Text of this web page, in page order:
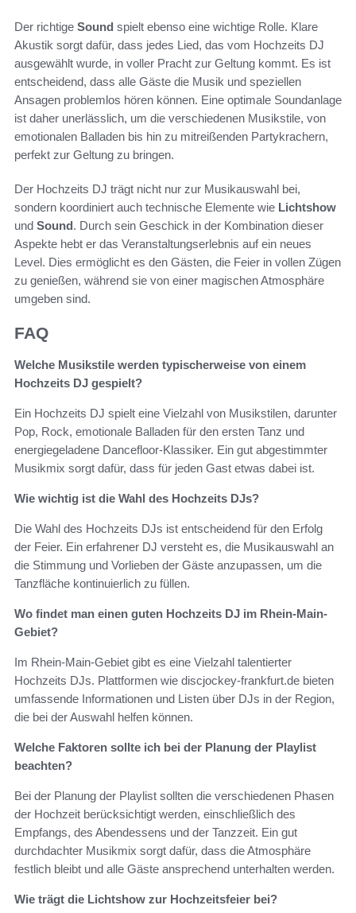
Der richtige Sound spielt ebenso eine wichtige Rolle. Klare
Akustik sorgt dafür, dass jedes Lied, das vom Hochzeits DJ
ausgewählt wurde, in voller Pracht zur Geltung kommt. Es ist
entscheidend, dass alle Gäste die Musik und speziellen
Ansagen problemlos hören können. Eine optimale Soundanlage
ist daher unerlässlich, um die verschiedenen Musikstile, von
emotionalen Balladen bis hin zu mitreißenden Partykrachern,
perfekt zur Geltung zu bringen.
Der Hochzeits DJ trägt nicht nur zur Musikauswahl bei,
sondern koordiniert auch technische Elemente wie Lichtshow
und Sound. Durch sein Geschick in der Kombination dieser
Aspekte hebt er das Veranstaltungserlebnis auf ein neues
Level. Dies ermöglicht es den Gästen, die Feier in vollen Zügen
zu genießen, während sie von einer magischen Atmosphäre
umgeben sind.
FAQ
Welche Musikstile werden typischerweise von einem
Hochzeits DJ gespielt?
Ein Hochzeits DJ spielt eine Vielzahl von Musikstilen, darunter
Pop, Rock, emotionale Balladen für den ersten Tanz und
energiegeladene Dancefloor-Klassiker. Ein gut abgestimmter
Musikmix sorgt dafür, dass für jeden Gast etwas dabei ist.
Wie wichtig ist die Wahl des Hochzeits DJs?
Die Wahl des Hochzeits DJs ist entscheidend für den Erfolg
der Feier. Ein erfahrener DJ versteht es, die Musikauswahl an
die Stimmung und Vorlieben der Gäste anzupassen, um die
Tanzfläche kontinuierlich zu füllen.
Wo findet man einen guten Hochzeits DJ im Rhein-Main-
Gebiet?
Im Rhein-Main-Gebiet gibt es eine Vielzahl talentierter
Hochzeits DJs. Plattformen wie discjockey-frankfurt.de bieten
umfassende Informationen und Listen über DJs in der Region,
die bei der Auswahl helfen können.
Welche Faktoren sollte ich bei der Planung der Playlist
beachten?
Bei der Planung der Playlist sollten die verschiedenen Phasen
der Hochzeit berücksichtigt werden, einschließlich des
Empfangs, des Abendessens und der Tanzzeit. Ein gut
durchdachter Musikmix sorgt dafür, dass die Atmosphäre
festlich bleibt und alle Gäste ansprechend unterhalten werden.
Wie trägt die Lichtshow zur Hochzeitsfeier bei?